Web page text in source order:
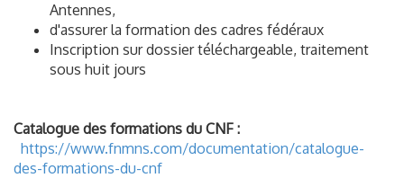
Antennes,
d'assurer la formation des cadres fédéraux
Inscription sur dossier téléchargeable, traitement
sous huit jours
Catalogue des formations du CNF :
https://www.fnmns.com/documentation/catalogue-
des-formations-du-cnf